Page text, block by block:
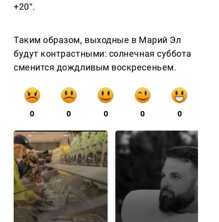
+20°.
Таким образом, выходные в Марий Эл
будут контрастными: солнечная суббота
сменится дождливым воскресеньем.
0 0 0 0 0